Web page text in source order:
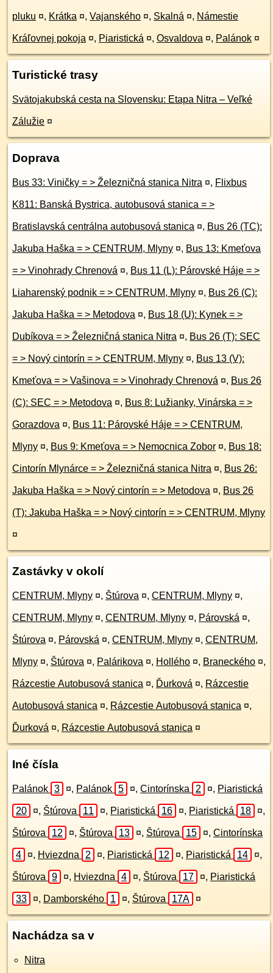
pluku ¤, Krátka ¤, Vajanského ¤, Skalná ¤, Námestie
Kráľovnej pokoja ¤, Piaristická ¤, Osvaldova ¤, Palánok ¤
Turistické trasy
Svätojakubská cesta na Slovensku: Etapa Nitra – Veľké
Zálužie ¤
Doprava
Bus 33: Viničky = > Železničná stanica Nitra ¤, Flixbus
K811: Banská Bystrica, autobusová stanica = >
Bratislavská centrálna autobusová stanica ¤, Bus 26 (TC):
Jakuba Haška = > CENTRUM, Mlyny ¤, Bus 13: Kmeťova
= > Vinohrady Chrenová ¤, Bus 11 (L): Párovské Háje = >
Liaharenský podnik = > CENTRUM, Mlyny ¤, Bus 26 (C):
Jakuba Haška = > Metodova ¤, Bus 18 (U): Kynek = >
Dubíkova = > Železničná stanica Nitra ¤, Bus 26 (T): SEC
= > Nový cintorín = > CENTRUM, Mlyny ¤, Bus 13 (V):
Kmeťova = > Vašinova = > Vinohrady Chrenová ¤, Bus 26
(C): SEC = > Metodova ¤, Bus 8: Lužianky, Vinárska = >
Gorazdova ¤, Bus 11: Párovské Háje = > CENTRUM,
Mlyny ¤, Bus 9: Kmeťova = > Nemocnica Zobor ¤, Bus 18:
Cintorín Mlynárce = > Železničná stanica Nitra ¤, Bus 26:
Jakuba Haška = > Nový cintorín = > Metodova ¤, Bus 26
(T): Jakuba Haška = > Nový cintorín = > CENTRUM, Mlyny
¤
Zastávky v okolí
CENTRUM, Mlyny ¤, Štúrova ¤, CENTRUM, Mlyny ¤,
CENTRUM, Mlyny ¤, CENTRUM, Mlyny ¤, Párovská ¤,
Štúrova ¤, Párovská ¤, CENTRUM, Mlyny ¤, CENTRUM,
Mlyny ¤, Štúrova ¤, Palárikova ¤, Hollého ¤, Braneckého ¤,
Rázcestie Autobusová stanica ¤, Ďurková ¤, Rázcestie
Autobusová stanica ¤, Rázcestie Autobusová stanica ¤,
Ďurková ¤, Rázcestie Autobusová stanica ¤
Iné čísla
Palánok 3 ¤, Palánok 5 ¤, Cintorínska 2 ¤, Piaristická
20 ¤, Štúrova 11 ¤, Piaristická 16 ¤, Piaristická 18 ¤,
Štúrova 12 ¤, Štúrova 13 ¤, Štúrova 15 ¤, Cintorínska
4 ¤, Hviezdna 2 ¤, Piaristická 12 ¤, Piaristická 14 ¤,
Štúrova 9 ¤, Hviezdna 4 ¤, Štúrova 17 ¤, Piaristická
33 ¤, Damborského 1 ¤, Štúrova 17A ¤
Nachádza sa v
Nitra